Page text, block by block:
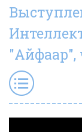
О влиянии
Новости
Скачать
Контакты
"Айфаар",